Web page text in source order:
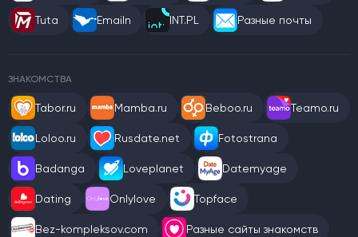
Tuta Emailn INT.PL Разные почты
ЗНАКОМСТВА
Tabor.ru Mamba.ru Beboo.ru Teamo.ru
Loloo.ru Rusdate.net Fotostrana
Badanga Loveplanet Datemyage
Dating Onlylove Topface
Bez-kompleksov.com Разные сайты знакомств